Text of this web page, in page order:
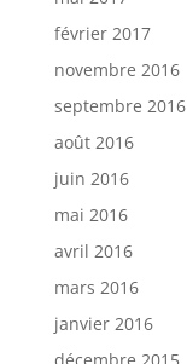
février 2017
novembre 2016
septembre 2016
août 2016
juin 2016
mai 2016
avril 2016
mars 2016
janvier 2016